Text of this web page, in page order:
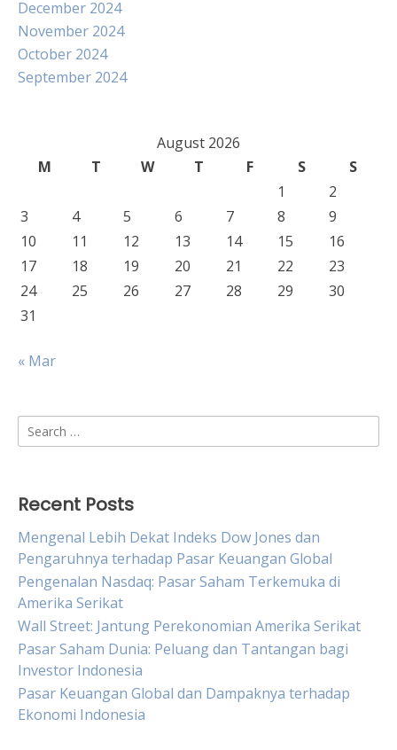
December 2024
November 2024
October 2024
September 2024
August 2026
M
T W T F S
S
1
2
3
4 5 6 7 8
9
10
11 12 13 14 15
16
17
18 19 20 21 22
23
24
25 26 27 28 29
30
31
« Mar
Search
for:
Recent Posts
Mengenal Lebih Dekat Indeks Dow Jones dan
Pengaruhnya terhadap Pasar Keuangan Global
Pengenalan Nasdaq: Pasar Saham Terkemuka di
Amerika Serikat
Wall Street: Jantung Perekonomian Amerika Serikat
Pasar Saham Dunia: Peluang dan Tantangan bagi
Investor Indonesia
Pasar Keuangan Global dan Dampaknya terhadap
Ekonomi Indonesia